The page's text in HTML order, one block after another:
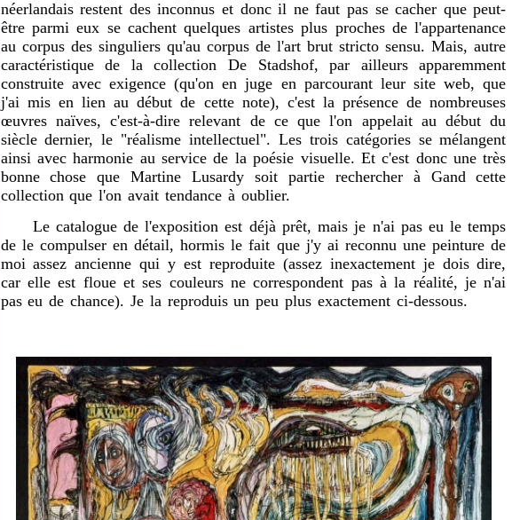
néerlandais restent des inconnus et donc il ne faut pas se cacher que peut-
être parmi eux se cachent quelques artistes plus proches de l'appartenance
au corpus des singuliers qu'au corpus de l'art brut stricto sensu. Mais, autre
caractéristique de la collection De Stadshof, par ailleurs apparemment
construite avec exigence (qu'on en juge en parcourant leur site web, que
j'ai mis en lien au début de cette note), c'est la présence de nombreuses
œuvres naïves, c'est-à-dire relevant de ce que l'on appelait au début du
siècle dernier, le "réalisme intellectuel". Les trois catégories se mélangent
ainsi avec harmonie au service de la poésie visuelle. Et c'est donc une très
bonne chose que Martine Lusardy soit partie rechercher à Gand cette
collection que l'on avait tendance à oublier.
Le catalogue de l'exposition est déjà prêt, mais je n'ai pas eu le temps
de le compulser en détail, hormis le fait que j'y ai reconnu une peinture de
moi assez ancienne qui y est reproduite (assez inexactement je dois dire,
car elle est floue et ses couleurs ne correspondent pas à la réalité, je n'ai
pas eu de chance). Je la reproduis un peu plus exactement ci-dessous.